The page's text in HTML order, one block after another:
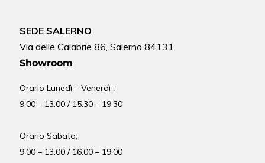
SEDE SALERNO
Via delle Calabrie 86, Salerno 84131
Showroom
Orario Lunedì – Venerdì :
9:00 – 13:00 / 15:30 – 19:30
Orario Sabato:
9:00 – 13:00 / 16:00 – 19:00